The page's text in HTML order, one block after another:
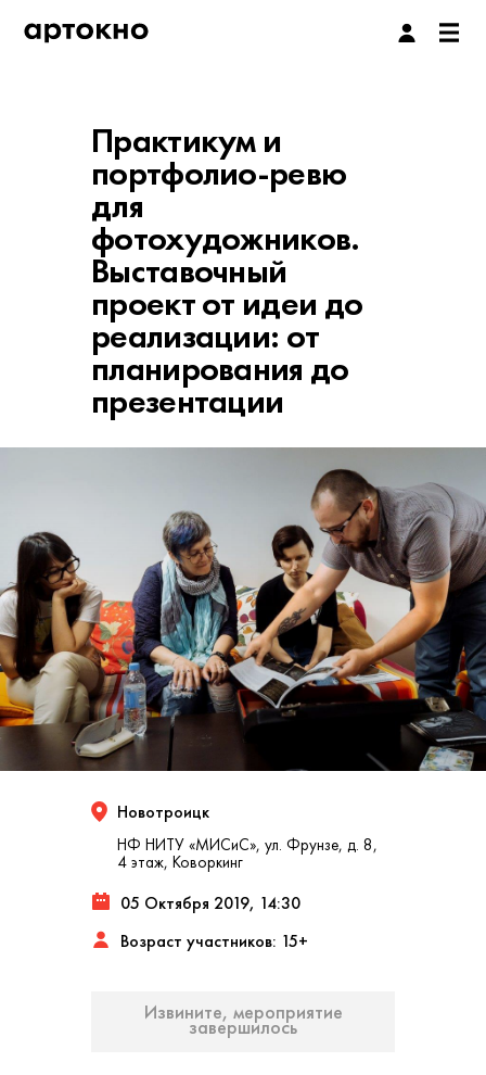
Практикум и
портфолио-ревю
для
фотохудожников.
Выставочный
проект от идеи до
реализации: от
планирования до
презентации
Новотроицк
НФ НИТУ «МИСиС», ул. Фрунзе, д. 8,
4 этаж, Коворкинг
05 Октября 2019, 14:30
Возраст участников: 15+
Извините, мероприятие
завершилось